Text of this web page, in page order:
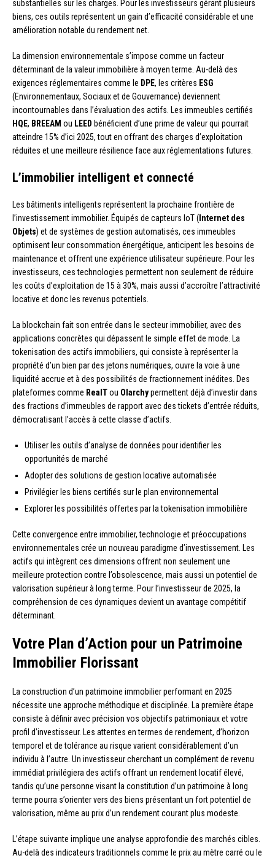
substantielles sur les charges. Pour les investisseurs gérant plusieurs
biens, ces outils représentent un gain d’efficacité considérable et une
amélioration notable du rendement net.
La dimension environnementale s’impose comme un facteur
déterminant de la valeur immobilière à moyen terme. Au-delà des
exigences réglementaires comme le DPE, les critères ESG
(Environnementaux, Sociaux et de Gouvernance) deviennent
incontournables dans l’évaluation des actifs. Les immeubles certifiés
HQE, BREEAM ou LEED bénéficient d’une prime de valeur qui pourrait
atteindre 15% d’ici 2025, tout en offrant des charges d’exploitation
réduites et une meilleure résilience face aux réglementations futures.
L’immobilier intelligent et connecté
Les bâtiments intelligents représentent la prochaine frontière de
l’investissement immobilier. Équipés de capteurs IoT (Internet des
Objets) et de systèmes de gestion automatisés, ces immeubles
optimisent leur consommation énergétique, anticipent les besoins de
maintenance et offrent une expérience utilisateur supérieure. Pour les
investisseurs, ces technologies permettent non seulement de réduire
les coûts d’exploitation de 15 à 30%, mais aussi d’accroître l’attractivité
locative et donc les revenus potentiels.
La blockchain fait son entrée dans le secteur immobilier, avec des
applications concrètes qui dépassent le simple effet de mode. La
tokenisation des actifs immobiliers, qui consiste à représenter la
propriété d’un bien par des jetons numériques, ouvre la voie à une
liquidité accrue et à des possibilités de fractionnement inédites. Des
plateformes comme RealTou Olarchypermettent déjà d’investir dans
des fractions d’immeubles de rapport avec des tickets d’entrée réduits,
démocratisant l’accès à cette classe d’actifs.
Utiliser les outils d’analyse de données pour identifier les
opportunités de marché
Adopter des solutions de gestion locative automatisée
Privilégier les biens certifiés sur le plan environnemental
Explorer les possibilités offertes par la tokenisation immobilière
Cette convergence entre immobilier, technologie et préoccupations
environnementales crée un nouveau paradigme d’investissement. Les
actifs qui intègrent ces dimensions offrent non seulement une
meilleure protection contre l’obsolescence, mais aussi un potentiel de
valorisation supérieur à long terme. Pour l’investisseur de 2025, la
compréhension de ces dynamiques devient un avantage compétitif
déterminant.
Votre Plan d’Action pour un Patrimoine
Immobilier Florissant
La construction d’un patrimoine immobilier performant en 2025
nécessite une approche méthodique et disciplinée. La première étape
consiste à définir avec précision vos objectifs patrimoniaux et votre
profil d’investisseur. Les attentes en termes de rendement, d’horizon
temporel et de tolérance au risque varient considérablement d’un
individu à l’autre. Un investisseur cherchant un complément de revenu
immédiat privilégiera des actifs offrant un rendement locatif élevé,
tandis qu’une personne visant la constitution d’un patrimoine à long
terme pourra s’orienter vers des biens présentant un fort potentiel de
valorisation, même au prix d’un rendement courant plus modeste.
L’étape suivante implique une analyse approfondie des marchés cibles.
Au-delà des indicateurs traditionnels comme le prix au mètre carré ou le